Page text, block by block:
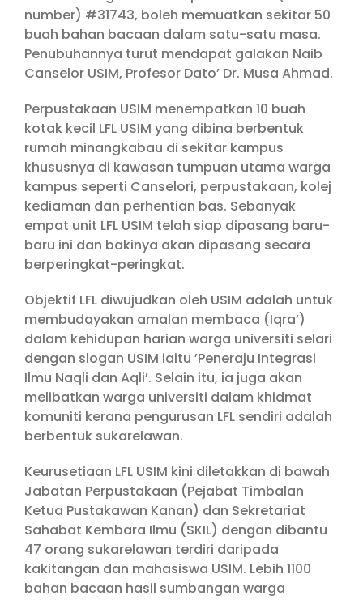
number) #31743, boleh memuatkan sekitar 50
buah bahan bacaan dalam satu-satu masa.
Penubuhannya turut mendapat galakan Naib
Canselor USIM, Profesor Dato’ Dr. Musa Ahmad.
Perpustakaan USIM menempatkan 10 buah
kotak kecil LFL USIM yang dibina berbentuk
rumah minangkabau di sekitar kampus
khususnya di kawasan tumpuan utama warga
kampus seperti Canselori, perpustakaan, kolej
kediaman dan perhentian bas. Sebanyak
empat unit LFL USIM telah siap dipasang baru-
baru ini dan bakinya akan dipasang secara
berperingkat-peringkat.
Objektif LFL diwujudkan oleh USIM adalah untuk
membudayakan amalan membaca (Iqra’)
dalam kehidupan harian warga universiti selari
dengan slogan USIM iaitu ’Peneraju Integrasi
Ilmu Naqli dan Aqli’. Selain itu, ia juga akan
melibatkan warga universiti dalam khidmat
komuniti kerana pengurusan LFL sendiri adalah
berbentuk sukarelawan.
Keurusetiaan LFL USIM kini diletakkan di bawah
Jabatan Perpustakaan (Pejabat Timbalan
Ketua Pustakawan Kanan) dan Sekretariat
Sahabat Kembara Ilmu (SKIL) dengan dibantu
47 orang sukarelawan terdiri daripada
kakitangan dan mahasiswa USIM. Lebih 1100
bahan bacaan hasil sumbangan warga